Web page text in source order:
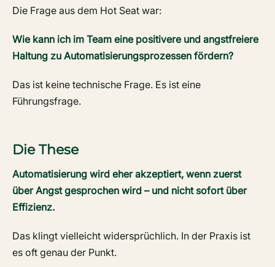
Die Frage aus dem Hot Seat war:
Wie kann ich im Team eine positivere und angstfreiere
Haltung zu Automatisierungsprozessen fördern?
Das ist keine technische Frage. Es ist eine
Führungsfrage.
Die These
Automatisierung wird eher akzeptiert, wenn zuerst
über Angst gesprochen wird – und nicht sofort über
Effizienz.
Das klingt vielleicht widersprüchlich. In der Praxis ist
es oft genau der Punkt.